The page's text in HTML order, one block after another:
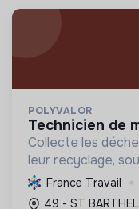
POLYVALOR
technicien de
Collecte les
leur recyclage,
la réduction de
une gestion
France Travail
49 - ST